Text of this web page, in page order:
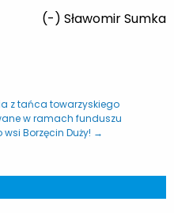
(-) Sławomir Sumka
z tańca towarzyskiego
w ramach funduszu
wsi Borzęcin Duży! →